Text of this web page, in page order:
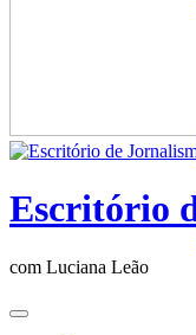
Escritório
com Luciana Leão